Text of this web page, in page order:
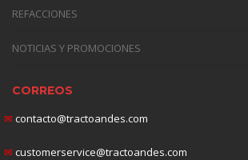
REFACCIONES
NOTICIAS Y PROMOCIONES
CORREOS
✉ contacto@tractoandes.com
✉ customerservice@tractoandes.com